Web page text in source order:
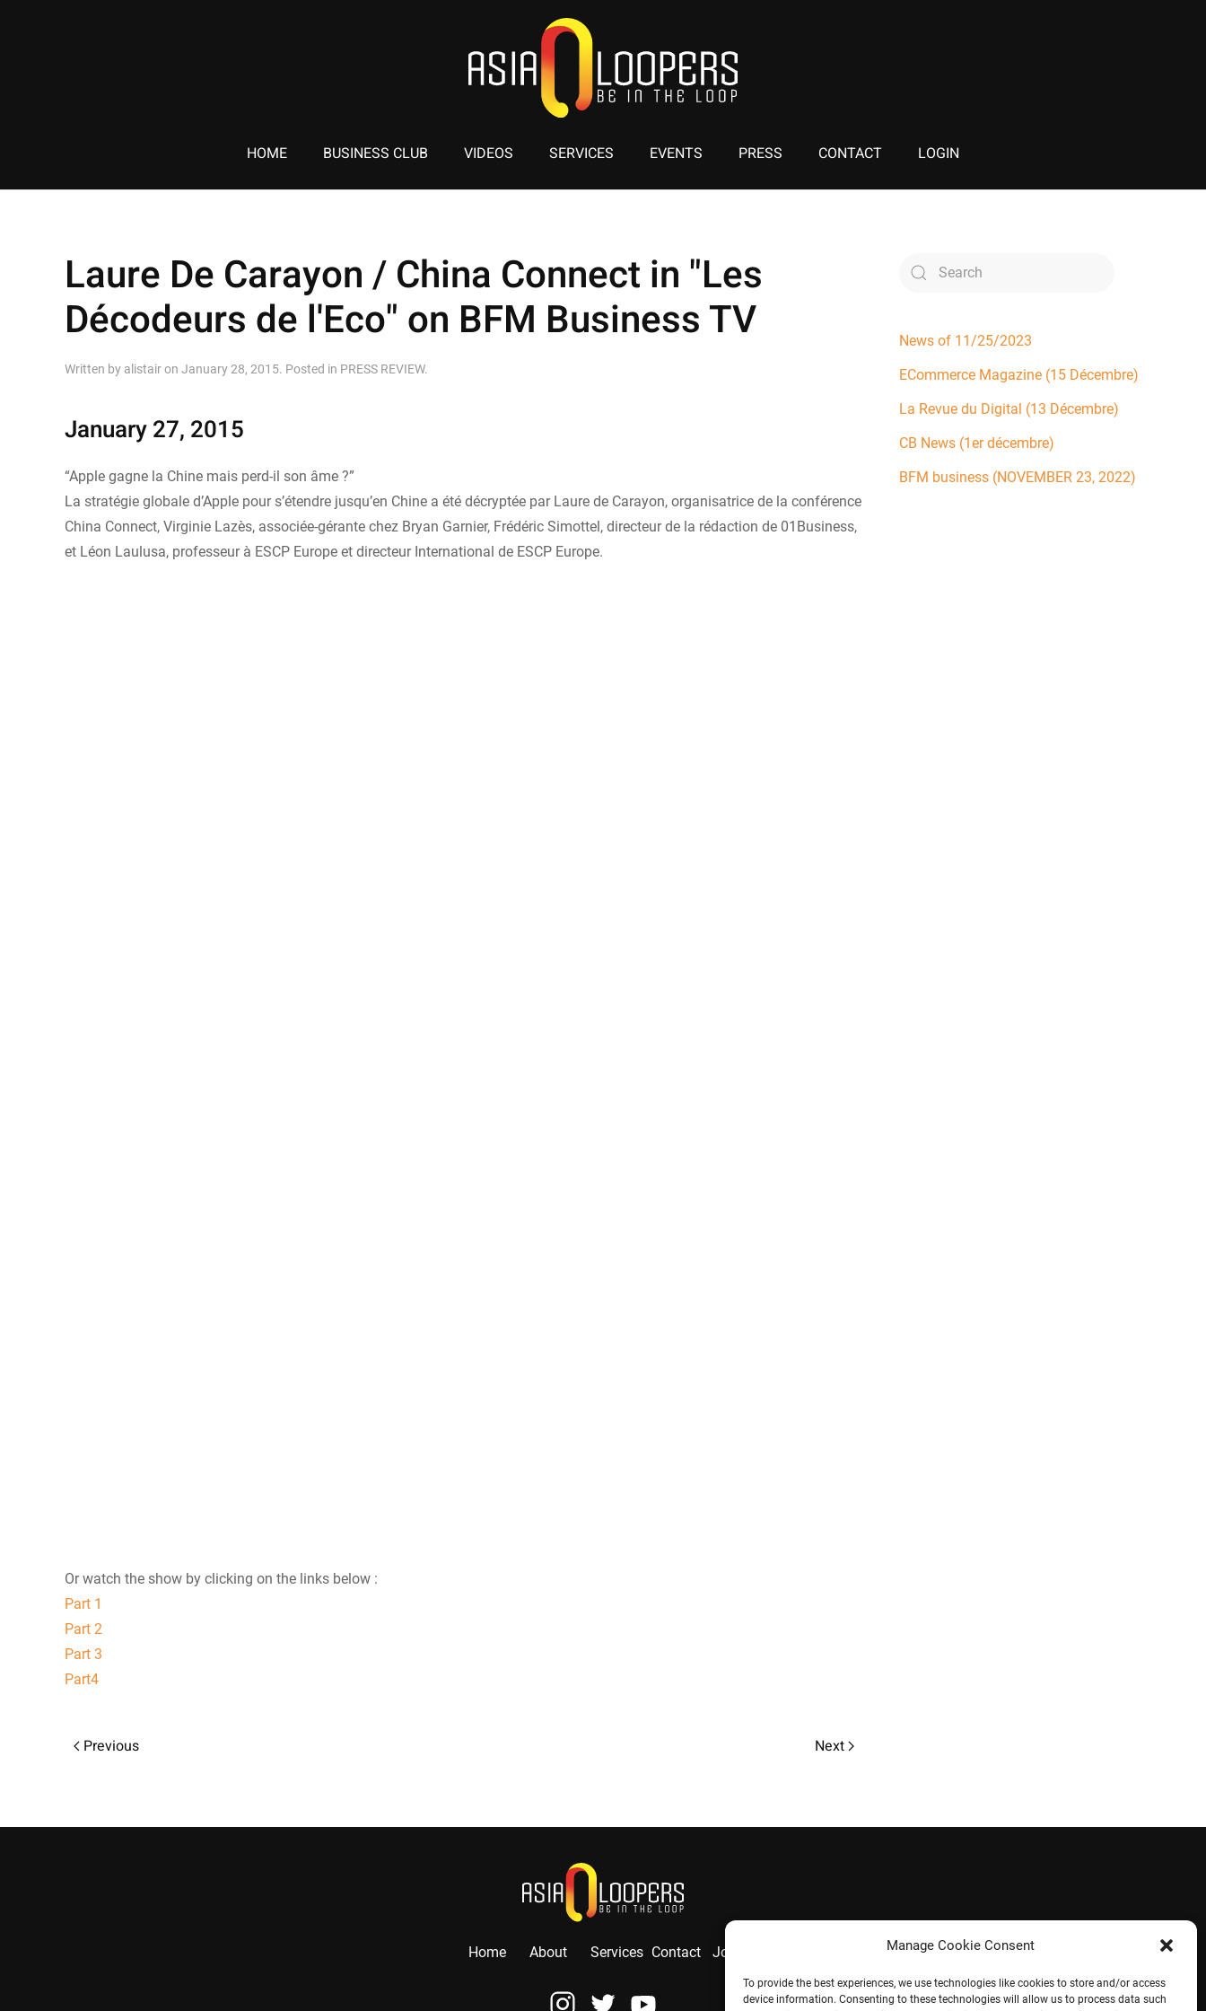
Manage Cookie Consent
To provide the best experiences, we use technologies like cookies to store and/or access
device information. Consenting to these technologies will allow us to process data such
HOME BUSINESS CLUB VIDEOS SERVICES EVENTS PRESS CONTACT LOGIN
Laure De Carayon / China Connect in "Les
Décodeurs de l'Eco" on BFM Business TV
Written by alistairon January 28, 2015. Posted in PRESS REVIEW.
January 27, 2015
“Apple gagne la Chine mais perd-il son âme ?”
La stratégie globale d’Apple pour s’étendre jusqu’en Chine a été décryptée par Laure de Carayon, organisatrice de la conférence
China Connect, Virginie Lazès, associée-gérante chez Bryan Garnier, Frédéric Simottel, directeur de la rédaction de 01Business,
et Léon Laulusa, professeur à ESCP Europe et directeur International de ESCP Europe.
Or watch the show by clicking on the links below :
Part 1
Part 2
Part 3
Part4
Previous Next
News of 11/25/2023
ECommerce Magazine (15 Décembre)
La Revue du Digital (13 Décembre)
CB News (1er décembre)
BFM business (NOVEMBER 23, 2022)
Home About Services Contact Jobs